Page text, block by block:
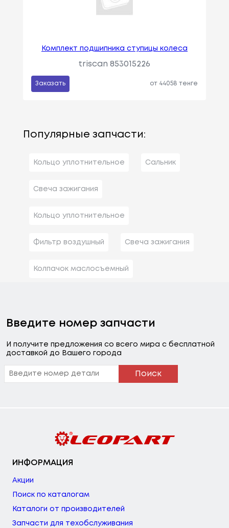
Комплект подшипника ступицы колеса
triscan 853015226
Заказать от 44058 тенге
Популярные запчасти:
Кольцо уплотнительное Сальник
Свеча зажигания
Кольцо уплотнительное
Фильтр воздушный Свеча зажигания
Колпачок маслосъемный
Введите номер запчасти
И получите предложения со всего мира с бесплатной
доставкой до Вашего города
Поиск
ИНФОРМАЦИЯ
Акции
Поиск по каталогам
Каталоги от производителей
Запчасти для техобслуживания